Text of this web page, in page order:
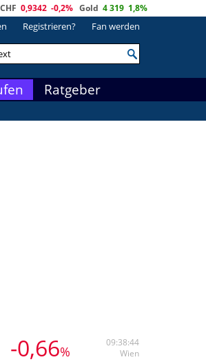
CHF 0,9342 -0,2% Gold 4 319 1,8%
Registrieren? Fan werden
Ratgeber
-0,66%
09:38:44
Wien